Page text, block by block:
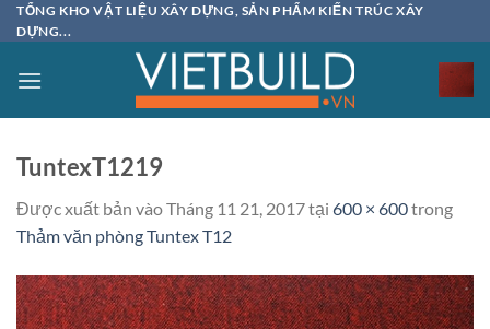
Bỏ
qua
dung
TỔNG KHO VẬT LIỆU XÂY DỰNG, SẢN PHẨM KIẾN TRÚC XÂY
DỰNG...
TuntexT1219
Được xuất bản vàoTháng 11 21, 2017tại 600 × 600trong
Thảm văn phòng Tuntex T12